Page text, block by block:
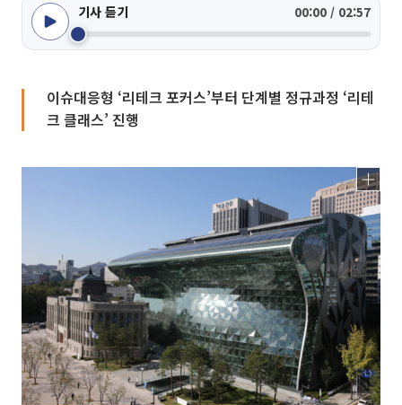
기사 듣기 00:00 / 02:57
이슈대응형 ‘리테크 포커스’부터 단계별 정규과정 ‘리테
크 클래스’ 진행